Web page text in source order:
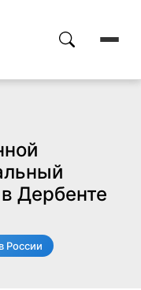
Дербенте
России